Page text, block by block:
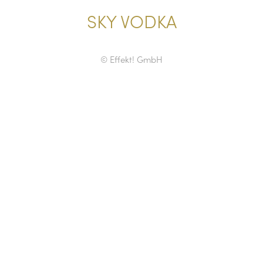
SKY VODKA
© Effekt! GmbH